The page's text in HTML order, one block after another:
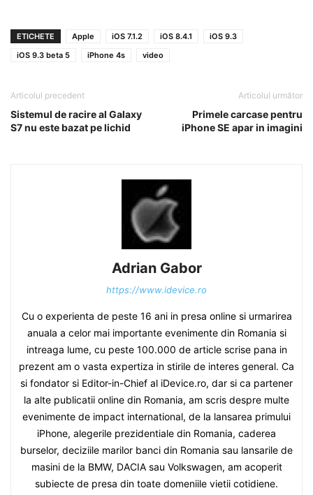
ETICHETE Apple iOS 7.1.2 iOS 8.4.1
iOS 9.3
iOS 9.3 beta 5
iPhone 4s video
Articolul precedent
Sistemul de racire al Galaxy
S7 nu este bazat pe lichid
Articolul următor
Primele carcase pentru
iPhone SE apar in imagini
Adrian Gabor
https://www.idevice.ro
Cu o experienta de peste 16 ani in presa online si urmarirea
anuala a celor mai importante evenimente din Romania si
intreaga lume, cu peste 100.000 de article scrise pana in
prezent am o vasta expertiza in stirile de interes general. Ca
si fondator si Editor-in-Chief al iDevice.ro, dar si ca partener
la alte publicatii online din Romania, am scris despre multe
evenimente de impact international, de la lansarea primului
iPhone, alegerile prezidentiale din Romania, caderea
burselor, deciziile marilor banci din Romania sau lansarile de
masini de la BMW, DACIA sau Volkswagen, am acoperit
subiecte de presa din toate domeniile vietii cotidiene.